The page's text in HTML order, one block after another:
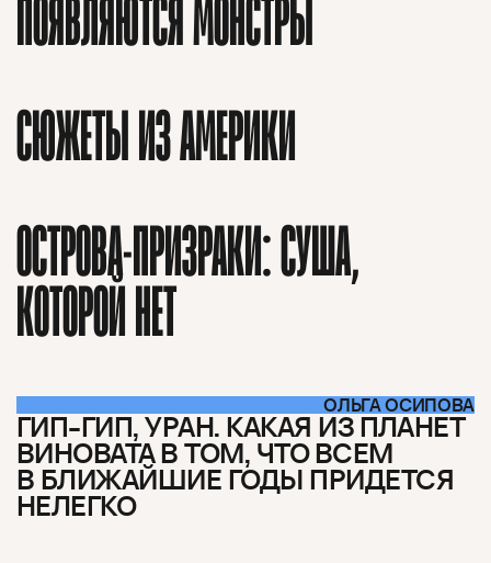
ПОЯВЛЯЮТСЯ МОНСТРЫ
СЮЖЕТЫ ИЗ АМЕРИКИ
ОСТРОВА-ПРИЗРАКИ: СУША,
КОТОРОЙ НЕТ
ОЛЬГА ОСИПОВА
ГИП-ГИП, УРАН. КАКАЯ ИЗ ПЛАНЕТ
ВИНОВАТА В ТОМ, ЧТО ВСЕМ
В БЛИЖАЙШИЕ ГОДЫ ПРИДЕТСЯ
НЕЛЕГКО